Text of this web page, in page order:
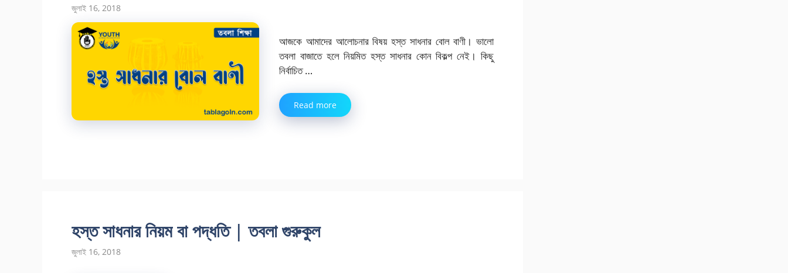
জুলাই 16, 2018
আজকে আমাদের আলোচনার বিষয় হস্ত সাধনার বোল বাণী। ভালো
তবলা বাজাতে হলে নিয়মিত হস্ত সাধনার কোন বিকল্প নেই। কিছু
নির্বাচিত …
Read more
হস্ত সাধনার নিয়ম বা পদ্ধতি | তবলা গুরুকুল
জুলাই 16, 2018